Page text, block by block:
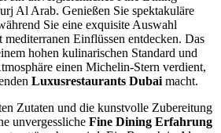
Al Arab. Genießen Sie spektakuläre
Sie eine exquisite Auswahl
Einflüssen entdecken. Das
hohen kulinarischen Standard und
einen Michelin-Stern verdient,
Luxusrestaurants Dubai macht.
Zutaten und die kunstvolle Zubereitung
unvergessliche Fine Dining Erfahrung